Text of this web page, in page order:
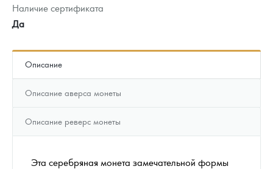
Наличие сертификата
Да
Описание
Описание аверса монеты
Описание реверс монеты
Эта серебряная монета замечательной формы